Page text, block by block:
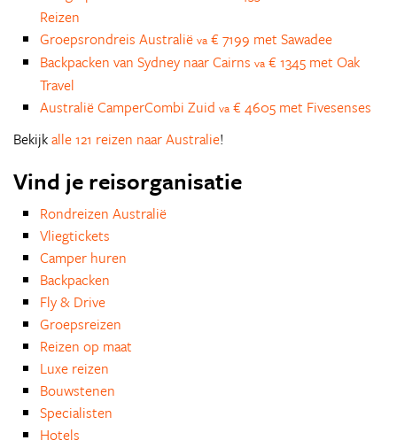
Reizen
Groepsrondreis Australië va € 7199 met Sawadee
Backpacken van Sydney naar Cairns va € 1345 met Oak
Travel
Australië CamperCombi Zuid va € 4605 met Fivesenses
Bekijkalle 121 reizen naar Australie!
Vind je reisorganisatie
Rondreizen Australië
Vliegtickets
Camper huren
Backpacken
Fly & Drive
Groepsreizen
Reizen op maat
Luxe reizen
Bouwstenen
Specialisten
Hotels